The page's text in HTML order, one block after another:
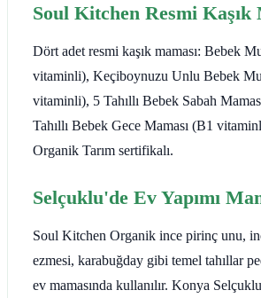
Soul Kitchen Resmi Kaşık
Dört adet resmi kaşık maması: Bebek
vitaminli), Keçiboynuzu Unlu Bebek
vitaminli), 5 Tahıllı Bebek Sabah
Tahıllı Bebek Gece Maması (B1
Organik Tarım sertifikalı.
Selçuklu'de Ev Yapımı
Soul Kitchen Organik ince pirinç unu,
ezmesi, karabuğday gibi temel tahıllar
ev mamasında kullanılır. Konya